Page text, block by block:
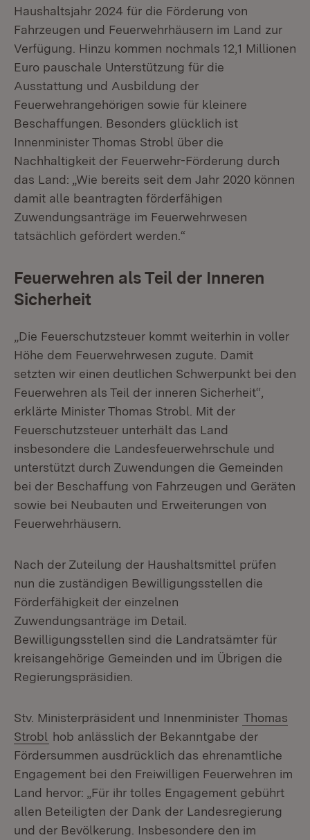
Haushaltsjahr 2024 für die Förderung von
Fahrzeugen und Feuerwehrhäusern im Land zur
Verfügung. Hinzu kommen nochmals 12,1 Millionen
Euro pauschale Unterstützung für die
Ausstattung und Ausbildung der
Feuerwehrangehörigen sowie für kleinere
Beschaffungen. Besonders glücklich ist
Innenminister Thomas Strobl über die
Nachhaltigkeit der Feuerwehr-Förderung durch
das Land: „Wie bereits seit dem Jahr 2020 können
damit alle beantragten förderfähigen
Zuwendungsanträge im Feuerwehrwesen
tatsächlich gefördert werden.“
Feuerwehren als Teil der Inneren
Sicherheit
„Die Feuerschutzsteuer kommt weiterhin in voller
Höhe dem Feuerwehrwesen zugute. Damit
setzten wir einen deutlichen Schwerpunkt bei den
Feuerwehren als Teil der inneren Sicherheit“,
erklärte Minister Thomas Strobl. Mit der
Feuerschutzsteuer unterhält das Land
insbesondere die Landesfeuerwehrschule und
unterstützt durch Zuwendungen die Gemeinden
bei der Beschaffung von Fahrzeugen und Geräten
sowie bei Neubauten und Erweiterungen von
Feuerwehrhäusern.
Nach der Zuteilung der Haushaltsmittel prüfen
nun die zuständigen Bewilligungsstellen die
Förderfähigkeit der einzelnen
Zuwendungsanträge im Detail.
Bewilligungsstellen sind die Landratsämter für
kreisangehörige Gemeinden und im Übrigen die
Regierungspräsidien.
Stv. Ministerpräsident und Innenminister Thomas
Strobl hob anlässlich der Bekanntgabe der
Fördersummen ausdrücklich das ehrenamtliche
Engagement bei den Freiwilligen Feuerwehren im
Land hervor: „Für ihr tolles Engagement gebührt
allen Beteiligten der Dank der Landesregierung
und der Bevölkerung. Insbesondere den im